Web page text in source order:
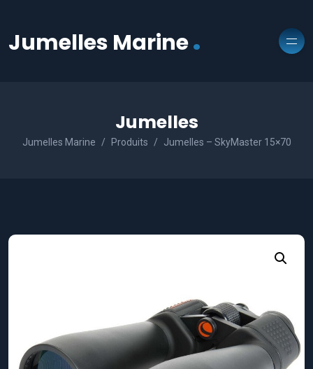
Jumelles Marine.
Jumelles
Jumelles Marine Produits Jumelles – SkyMaster 15×70